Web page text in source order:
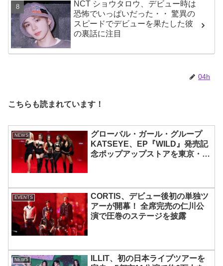
送決定
NCT ショウタロウ、デビュー時は
恐怖でいっぱいだった・・ 驚異の
スピードでデビューを果たした彼
の裏話に注目
04h
こちらも読まれています！
NEWS
グローバル・ガール・グループ
KATSEYE、EP『WILD』発売記
念ポップアップストアを東京・原
EVENTS
CORTIS、デビュー後初の単独ツ
アーが開幕！ 全席完売の仁川公
演で圧巻のステージを披露
NEWS
ILLIT、初の日本ライブツアーを